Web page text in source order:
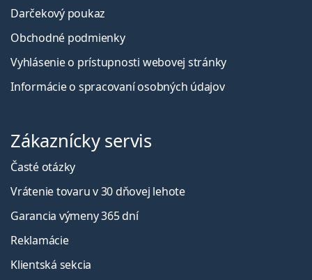
Darčekový poukaz
Obchodné podmienky
Vyhlásenie o prístupnosti webovej stránky
Informácie o spracovaní osobných údajov
Zákaznícky servis
Časté otázky
Vrátenie tovaru v 30 dňovej lehote
Garancia výmeny 365 dní
Reklamácie
Klientská sekcia